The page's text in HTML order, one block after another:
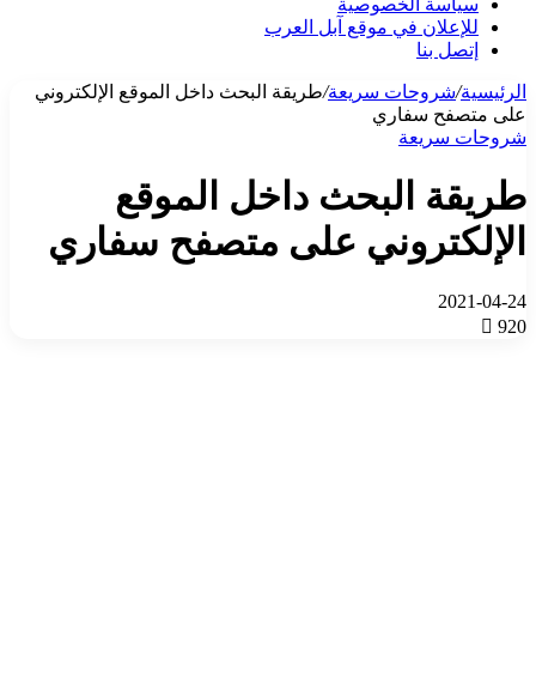
سياسة الخصوصية
للإعلان في موقع آبل العرب
إتصل بنا
الرئيسية/شروحات سريعة/طريقة البحث داخل الموقع الإلكتروني
على متصفح سفاري
شروحات سريعة
طريقة البحث داخل الموقع
الإلكتروني على متصفح سفاري
2021-04-24
920